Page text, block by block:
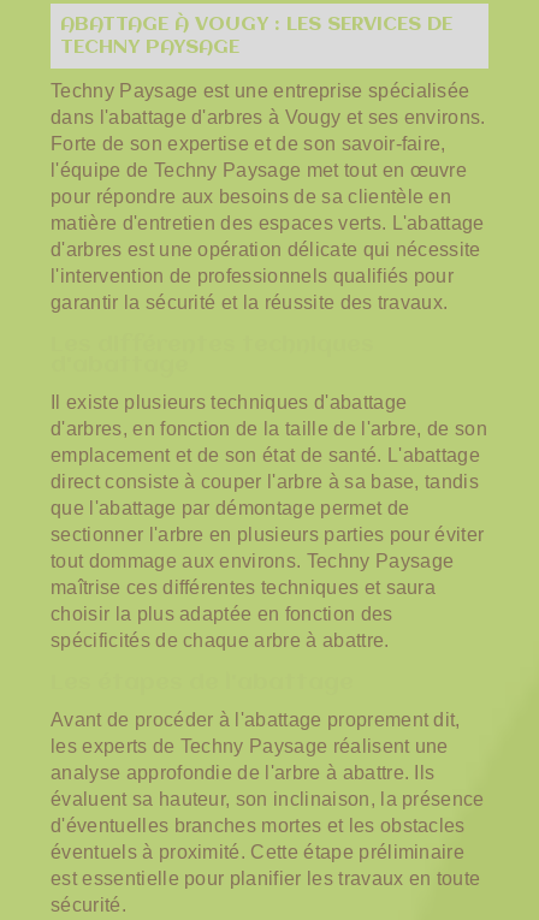
ABATTAGE À VOUGY : LES SERVICES DE
TECHNY PAYSAGE
Techny Paysage est une entreprise spécialisée
dans l'abattage d'arbres à Vougy et ses environs.
Forte de son expertise et de son savoir-faire,
l'équipe de Techny Paysage met tout en œuvre
pour répondre aux besoins de sa clientèle en
matière d'entretien des espaces verts. L'abattage
d'arbres est une opération délicate qui nécessite
l'intervention de professionnels qualifiés pour
garantir la sécurité et la réussite des travaux.
Il existe plusieurs techniques d'abattage
d'arbres, en fonction de la taille de l'arbre, de son
emplacement et de son état de santé. L'abattage
direct consiste à couper l'arbre à sa base, tandis
que l'abattage par démontage permet de
sectionner l'arbre en plusieurs parties pour éviter
tout dommage aux environs. Techny Paysage
maîtrise ces différentes techniques et saura
choisir la plus adaptée en fonction des
spécificités de chaque arbre à abattre.
Avant de procéder à l'abattage proprement dit,
les experts de Techny Paysage réalisent une
analyse approfondie de l'arbre à abattre. Ils
évaluent sa hauteur, son inclinaison, la présence
d'éventuelles branches mortes et les obstacles
éventuels à proximité. Cette étape préliminaire
est essentielle pour planifier les travaux en toute
sécurité.